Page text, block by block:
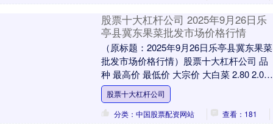
股票十大杠杆公司 2025年9月26日乐
亭县冀东果菜批发市场价格行情
（原标题：2025年9月26日乐亭县冀东果菜
批发市场价格行情）股票十大杠杆公司 品
种 最高价 最低价 大宗价 大白菜 2.80 2.00
2.40 油菜 4.2....
股票十大杠杆公司
分类：中国股票配资网站
查看：181